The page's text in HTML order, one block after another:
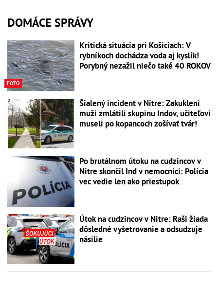
DOMÁCE SPRÁVY
FOTO
Kritická situácia pri Košiciach: V
rybníkoch dochádza voda aj kyslík!
Porybný nezažil niečo také 40 ROKOV
Šialený incident v Nitre: Zakuklení
muži zmlátili skupinu Indov, učiteľovi
museli po kopancoch zošívať tvár!
Po brutálnom útoku na cudzincov v
Nitre skončil Ind v nemocnici: Polícia
vec vedie len ako priestupok
Útok na cudzincov v Nitre: Raši žiada
dôsledné vyšetrovanie a odsudzuje
násilie